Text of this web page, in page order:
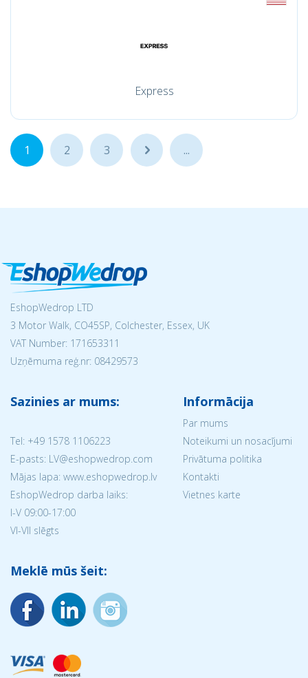
Express
1 2 3 ... ...
EshopWedrop LTD
3 Motor Walk, CO45SP, Colchester, Essex, UK
VAT Number: 171653311
Uzņēmuma reģ.nr: 08429573
Sazinies ar mums:
Tel: +49 1578 1106223
E-pasts: LV@eshopwedrop.com
Mājas lapa: www.eshopwedrop.lv
EshopWedrop darba laiks:
I-V 09:00-17:00
VI-VII slēgts
Informācija
Par mums
Noteikumi un nosacījumi
Privātuma politika
Kontakti
Vietnes karte
Meklē mūs šeit: